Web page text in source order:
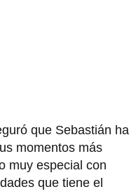
que Sebastián ha
momentos más
muy especial con
que tiene el